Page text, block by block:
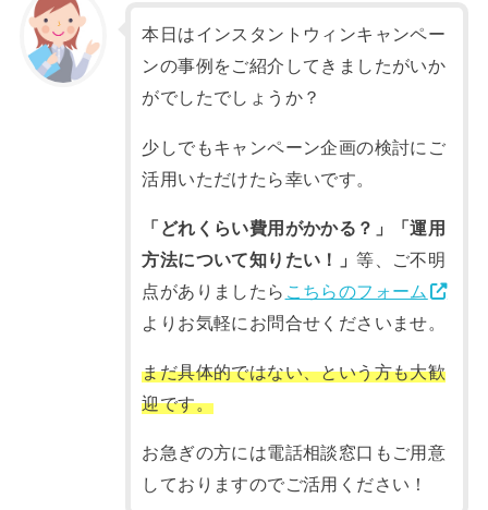
本日はインスタントウィンキャンペー
ンの事例をご紹介してきましたがいか
がでしたでしょうか？
少しでもキャンペーン企画の検討にご
活用いただけたら幸いです。
「どれくらい費用がかかる？」「運用
方法について知りたい！」等、ご不明
点がありましたら こちらのフォーム
よりお気軽にお問合せくださいませ。
まだ具体的ではない、という方も大歓
迎です。
お急ぎの方には電話相談窓口もご用意
しておりますのでご活用ください！